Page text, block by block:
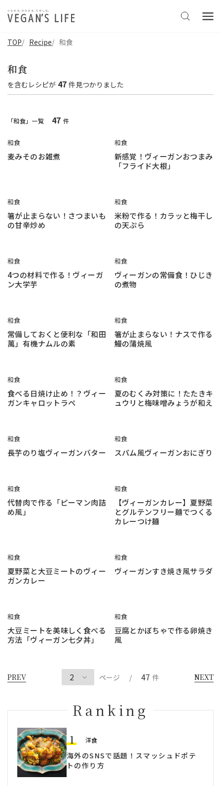
TOP Recipe 和食
和食
を含む レシピが 47 件見つかりました
「和食」一覧 47 件
和食
麦みそのお雑煮
和食
新感覚！ヴィーガンおつまみ
「フライド大根」
和食
箸が止まらない！さつまいも
の甘辛炒め
和食
米粉で作る！カラッと梅干し
の天ぷら
和食
4つの材料で作る！ヴィーガ
ン大学芋
和食
ヴィーガンの常備食！ひじき
の煮物
和食
常備しておくと便利な「和田
萬」有機ナムルの素
和食
箸が止まらない！ナスで作る
鰻の蒲焼風
和食
食べる日焼け止め！？ヴィー
ガンキャロットラぺ
和食
夏のむくみ対策に！たたきキ
ュウリと梅味噌みょうが和え
和食
長芋のり塩ヴィーガンバター
和食
スパム風ヴィーガンおにぎり
和食
代替肉で作る「ピーマン肉詰
め風」
和食
【ヴィーガンカレー】夏野菜
とグルテンフリー麺でつくる
カレーつけ麺
和食
夏野菜と大豆ミートのヴィー
ガンカレー
和食
ヴィーガンすき焼き風サラダ
和食
大豆ミートを美味しく食べる
方法「ヴィーガン七夕丼」
和食
豆腐とかぼちゃで作る卵焼き
風
PREV ページ / 47 件 NEXT
Ranking
1 洋食
海外のSNSで話題！スマッシュドポテ
トの作り方